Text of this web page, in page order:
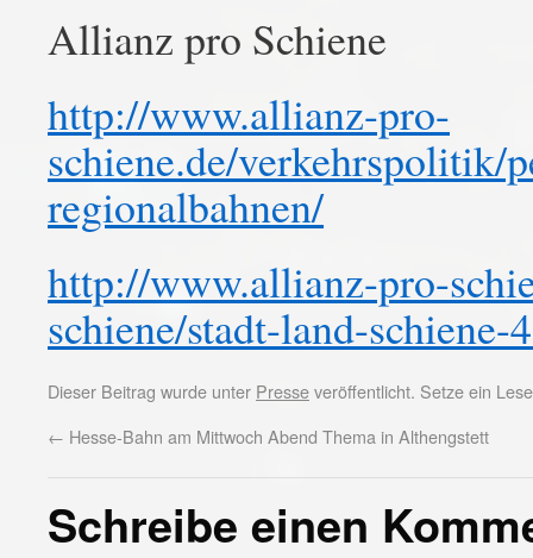
Allianz pro Schiene
http://www.allianz-pro-
schiene.de/verkehrspolitik/
regionalbahnen/
http://www.allianz-pro-
schiene/stadt-land-
Dieser Beitrag wurde unter Presseveröffentlicht. Setze ein
← Hesse-Bahn am Mittwoch Abend Thema in Althengstett
Schreibe einen